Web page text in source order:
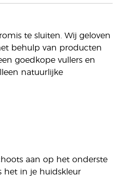
te sluiten. Wij geloven
behulp van producten
goedkope vullers en
natuurlijke
aan op het onderste
het in je huidskleur